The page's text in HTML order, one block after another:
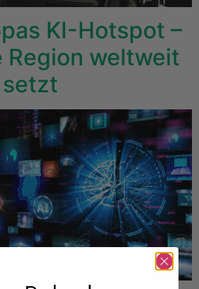
KI-Hotspot –
Region weltweit